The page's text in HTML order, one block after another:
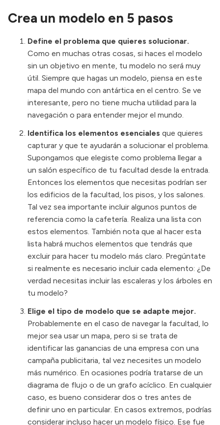
Crea un modelo en 5 pasos
Define el problema que quieres solucionar.
Como en muchas otras cosas, si haces el modelo
sin un objetivo en mente, tu modelo no será muy
útil. Siempre que hagas un modelo, piensa en este
mapa del mundo con antártica en el centro. Se ve
interesante, pero no tiene mucha utilidad para la
navegación o para entender mejor el mundo.
Identifica los elementos esenciales que quieres
capturar y que te ayudarán a solucionar el problema.
Supongamos que elegiste como problema llegar a
un salón específico de tu facultad desde la entrada.
Entonces los elementos que necesitas podrían ser
los edificios de la facultad, los pisos, y los salones.
Tal vez sea importante incluir algunos puntos de
referencia como la cafetería. Realiza una lista con
estos elementos. También nota que al hacer esta
lista habrá muchos elementos que tendrás que
excluir para hacer tu modelo más claro. Pregúntate
si realmente es necesario incluir cada elemento: ¿De
verdad necesitas incluir las escaleras y los árboles en
tu modelo?
Elige el tipo de modelo que se adapte mejor.
Probablemente en el caso de navegar la facultad, lo
mejor sea usar un mapa, pero si se trata de
identificar las ganancias de una empresa con una
campaña publicitaria, tal vez necesites un modelo
más numérico. En ocasiones podría tratarse de un
diagrama de flujo o de un grafo acíclico. En cualquier
caso, es bueno considerar dos o tres antes de
definir uno en particular. En casos extremos, podrías
considerar incluso hacer un modelo físico. Ese fue